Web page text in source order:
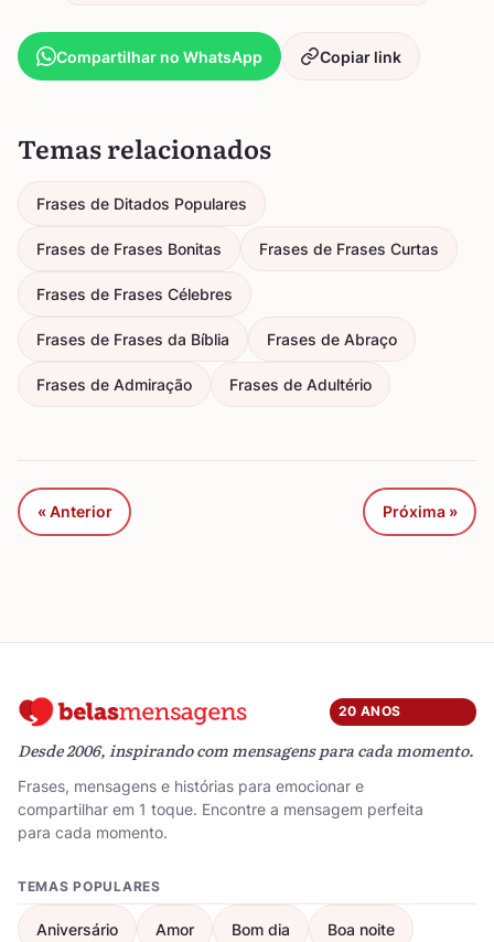
Compartilhar no WhatsApp Copiar link
Temas relacionados
Frases de Ditados Populares
Frases de Frases Bonitas Frases de Frases Curtas
Frases de Frases Célebres
Frases de Frases da Bíblia Frases de Abraço
Frases de Admiração Frases de Adultério
« Anterior Próxima »
20 ANOS
Desde 2006, inspirando com mensagens para cada momento.
Frases, mensagens e histórias para emocionar e
compartilhar em 1 toque. Encontre a mensagem perfeita
para cada momento.
TEMAS POPULARES
Aniversário Amor Bom dia Boa noite